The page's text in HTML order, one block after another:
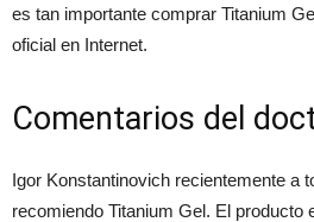
es tan importante comprar Titanium
oficial en Internet.
Comentarios del
Igor Konstantinovich recientemente a
recomiendo Titanium Gel. El producto